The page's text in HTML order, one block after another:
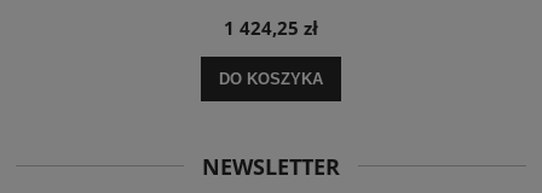
1 424,25 zł
DO KOSZYKA
NEWSLETTER